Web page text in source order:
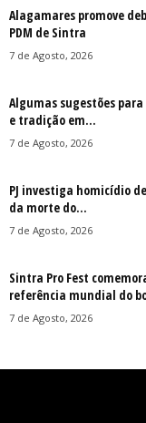
Alagamares promove
PDM de Sintra
7 de Agosto, 2026
Algumas sugestões
e tradição em...
7 de Agosto, 2026
PJ investiga homicídio
da morte do...
7 de Agosto, 2026
Sintra Pro Fest
referência mundial do
7 de Agosto, 2026